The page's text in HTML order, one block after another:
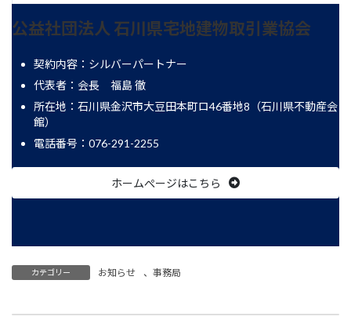
公益社団法人 石川県宅地建物取引業協会
契約内容：シルバーパートナー
代表者：会長 福島 徹
所在地：石川県金沢市大豆田本町ロ46番地8（石川県不動産会
館）
電話番号：076-291-2255
ホームぺージはこちら
カテゴリー お知らせ 、 事務局
【1種】7月29日(水) 第55回石川県サッカー選手権大会 決勝 チケット販売のご案内（7月6日午前10時発売）